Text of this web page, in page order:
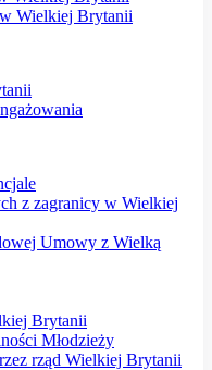
Wielkiej Brytanii
z zagranicy w Wielkiej
Umowy z Wielką
Brytanii
Młodzieży
rząd Wielkiej Brytanii